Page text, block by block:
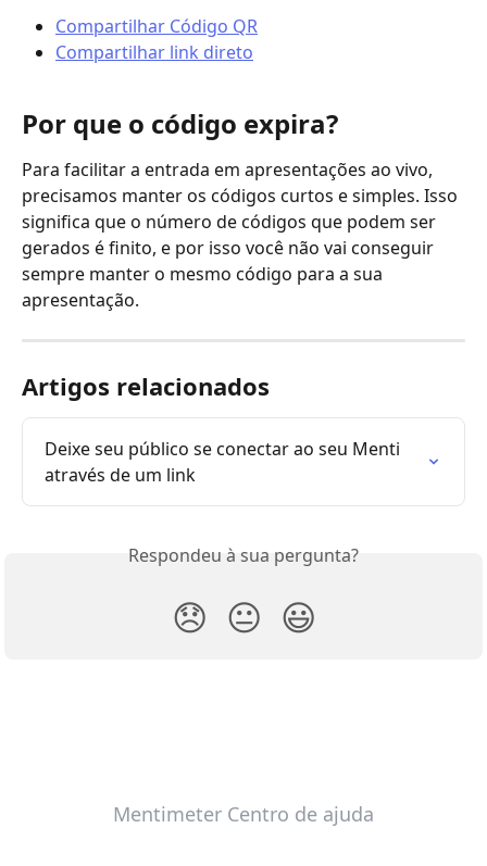
Compartilhar Código QR
Compartilhar link direto
Por que o código expira?
Para facilitar a entrada em apresentações ao vivo,
precisamos manter os códigos curtos e simples. Isso
significa que o número de códigos que podem ser
gerados é finito, e por isso você não vai conseguir
sempre manter o mesmo código para a sua
apresentação.
Artigos relacionados
Deixe seu público se conectar ao seu Menti
através de um link
Respondeu à sua pergunta?
😞 😐 😃
Mentimeter Centro de ajuda